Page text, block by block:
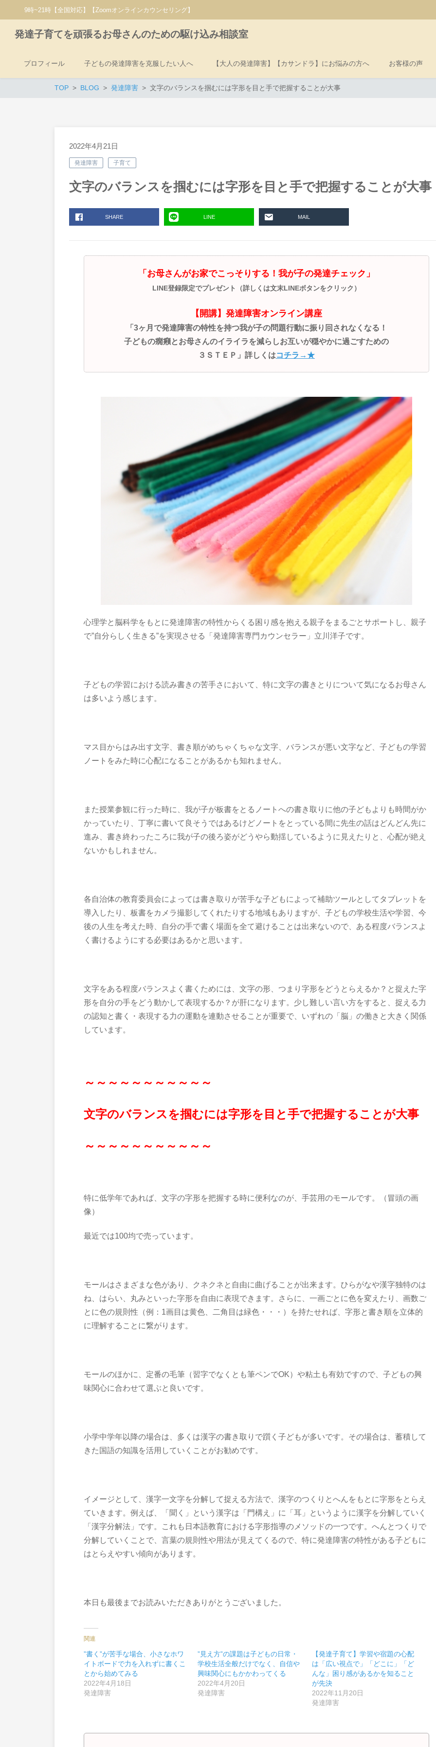
9時~21時【全国対応】【Zoomオンラインカウンセリング】
発達子育てを頑張るお母さんのための駆け込み相談室
プロフィール 子どもの発達障害を克服したい人へ 【大人の発達障害】【カサンドラ】にお悩みの方へ お客様の声
TOP BLOG 発達障害 文字のバランスを掴むには字形を目と手で把握することが大事
2022年4月21日
発達障害 子育て
文字のバランスを掴むには字形を目と手で把握することが大事
SHARE LINE MAIL
「お母さんがお家でこっそりする！我が子の発達チェック」
LINE登録限定でプレゼント（詳しくは文末LINEボタンをクリック）
【開講】発達障害オンライン講座
「3ヶ月で発達障害の特性を持つ我が子の問題行動に振り回されなくなる！
子どもの癇癪とお母さんのイライラを減らしお互いが穏やかに過ごすための
３ＳＴＥＰ」詳しくはコチラ→★
心理学と脳科学をもとに発達障害の特性からくる困り感を抱える親子をまるごとサポートし、親子
で”自分らしく生きる”を実現させる「発達障害専門カウンセラー」立川洋子です。
子どもの学習における読み書きの苦手さにおいて、特に文字の書きとりについて気になるお母さん
は多いよう感じます。
マス目からはみ出す文字、書き順がめちゃくちゃな文字、バランスが悪い文字など、子どもの学習
ノートをみた時に心配になることがあるかも知れません。
また授業参観に行った時に、我が子が板書をとるノートへの書き取りに他の子どもよりも時間がか
かっていたり、丁寧に書いて良そうではあるけどノートをとっている間に先生の話はどんどん先に
進み、書き終わったころに我が子の後ろ姿がどうやら動揺しているように見えたりと、心配が絶え
ないかもしれません。
各自治体の教育委員会によっては書き取りが苦手な子どもによって補助ツールとしてタブレットを
導入したり、板書をカメラ撮影してくれたりする地域もありますが、子どもの学校生活や学習、今
後の人生を考えた時、自分の手で書く場面を全て避けることは出来ないので、ある程度バランスよ
く書けるようにする必要はあるかと思います。
文字をある程度バランスよく書くためには、文字の形、つまり字形をどうとらえるか？と捉えた字
形を自分の手をどう動かして表現するか？が肝になります。少し難しい言い方をすると、捉える力
の認知と書く・表現する力の運動を連動させることが重要で、いずれの「脳」の働きと大きく関係
しています。
～～～～～～～～～～～
文字のバランスを掴むには字形を目と手で把握することが大事
～～～～～～～～～～～
特に低学年であれば、文字の字形を把握する時に便利なのが、手芸用のモールです。（冒頭の画
像）
最近では100均で売っています。
モールはさまざまな色があり、クネクネと自由に曲げることが出来ます。ひらがなや漢字独特のは
ね、はらい、丸みといった字形を自由に表現できます。さらに、一画ごとに色を変えたり、画数ご
とに色の規則性（例：1画目は黄色、二角目は緑色・・・）を持たせれば、字形と書き順を立体的
に理解することに繋がります。
モールのほかに、定番の毛筆（習字でなくとも筆ペンでOK）や粘土も有効ですので、子どもの興
味関心に合わせて選ぶと良いです。
小学中学年以降の場合は、多くは漢字の書き取りで躓く子どもが多いです。その場合は、蓄積して
きた国語の知識を活用していくことがお勧めです。
イメージとして、漢字一文字を分解して捉える方法で、漢字のつくりとへんをもとに字形をとらえ
ていきます。例えば、「聞く」という漢字は「門構え」に「耳」というように漢字を分解していく
「漢字分解法」です。これも日本語教育における字形指導のメソッドの一つです。へんとつくりで
分解していくことで、言葉の規則性や用法が見えてくるので、特に発達障害の特性がある子どもに
はとらえやすい傾向があります。
本日も最後までお読みいただきありがとうございました。
関連
”書く”が苦手な場合、小さなホワ
イトボードで力を入れずに書くこ
とから始めてみる
2022年4月18日
発達障害
”見え方”の課題は子どもの日常・
学校生活全般だけでなく、自信や
興味関心にもかかわってくる
2022年4月20日
発達障害
【発達子育て】学習や宿題の心配
は「広い視点で」「どこに」「ど
んな」困り感があるかを知ること
が先決
2022年11月20日
発達障害